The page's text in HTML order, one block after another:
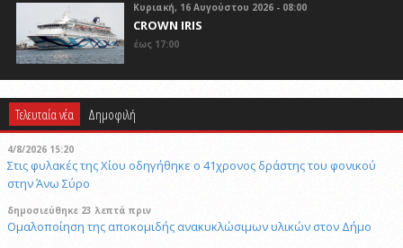
Κυριακή, 16 Αυγούστου 2026 - 08:00
CROWN IRIS
έως 17:00
Τελευταία νέα Δημοφιλή
4/8/2026 15:20
Στις φυλακές της Χίου οδηγήθηκε ο 41χρονος δράστης του φονικού
στην Άνω Σύρο
δημοσιεύθηκε 23 λεπτά πριν
Ομαλοποίηση της αποκομιδής ανακυκλώσιμων υλικών στον Δήμο